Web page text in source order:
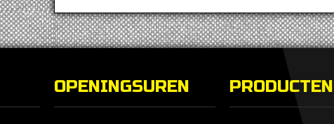
OPENINGSUREN PRODUCTEN